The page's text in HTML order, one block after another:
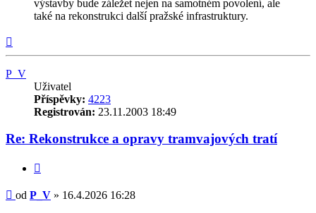
výstavby bude záležet nejen na samotném povolení, ale
také na rekonstrukci další pražské infrastruktury.
P_V
Uživatel
Příspěvky: 4223
Registrován: 23.11.2003 18:49
Re: Rekonstrukce a opravy tramvajových tratí
Příspěvek
od P_V » 16.4.2026 16:28